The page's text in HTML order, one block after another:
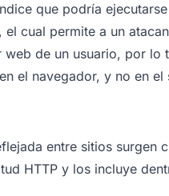
que podría
cual permite a un
de un usuario, por lo
el navegador, y no en
entre sitios surgen
HTTP y los incluye